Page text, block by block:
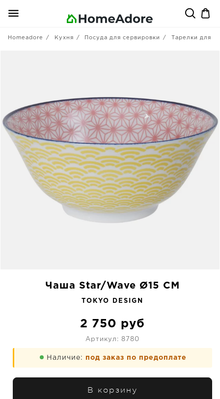
Homeadore Кухня Посуда для сервировки Тарелки для
Чаша Star/Wave Ø15 CM
TOKYO DESIGN
2 750 руб
Артикул: 8780
Наличие: под заказ по предоплате
В корзину